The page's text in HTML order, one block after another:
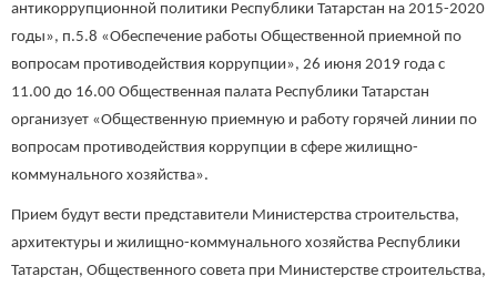
антикоррупционной политики Республики Татарстан на 2015-2020
годы», п.5.8 «Обеспечение работы Общественной приемной по
вопросам противодействия коррупции», 26 июня 2019 года с
11.00 до 16.00 Общественная палата Республики Татарстан
организует «Общественную приемную и работу горячей линии по
вопросам противодействия коррупции в сфере жилищно-
коммунального хозяйства».
Прием будут вести представители Министерства строительства,
архитектуры и жилищно-коммунального хозяйства Республики
Татарстан, Общественного совета при Министерстве строительства,